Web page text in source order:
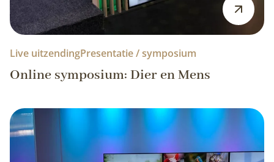
Live uitzendingPresentatie / symposium
Online symposium: Dier en Mens